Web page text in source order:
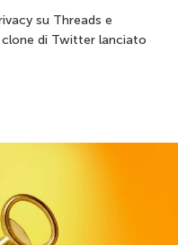
su Threads e
clone di Twitter lanciato